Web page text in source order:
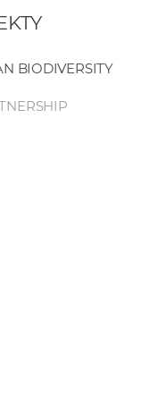
a
BIODIVERSITY